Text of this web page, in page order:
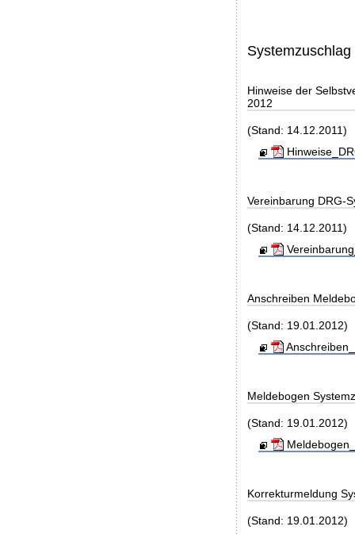
Systemzuschlag
Hinweise der
2012
(Stand: 14.12.2011)
Vereinbarung DRG-
(Stand: 14.12.2011)
Anschreiben
(Stand: 19.01.2012)
Meldebogen
(Stand: 19.01.2012)
Korrekturmeldung
(Stand: 19.01.2012)